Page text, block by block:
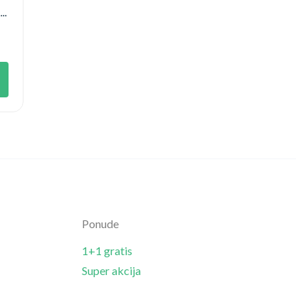
Ponude
1+1 gratis
Super akcija